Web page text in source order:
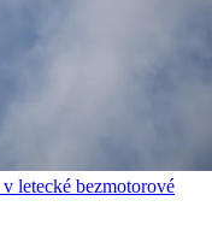
letecké bezmotorové